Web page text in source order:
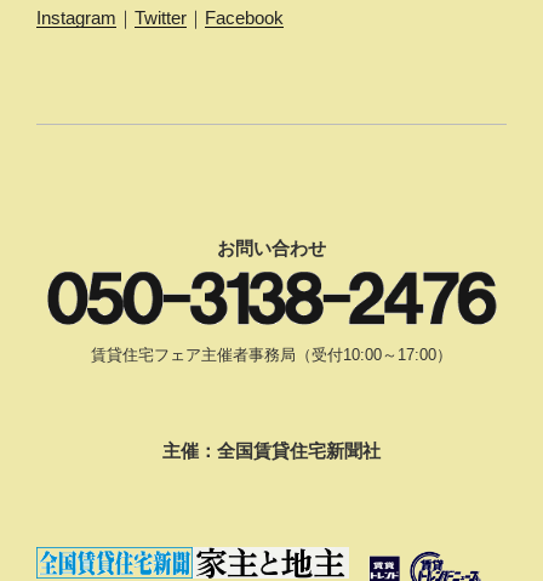
Instagram ｜ Twitter ｜ Facebook
お問い合わせ
賃貸住宅フェア主催者事務局（受付10:00～17:00）
主催：全国賃貸住宅新聞社